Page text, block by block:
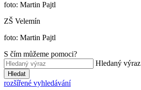
foto: Martin Pajtl
ZŠ Velemín
foto: Martin Pajtl
S čím můžeme pomoci?
Hledaný výraz
Hledat
rozšířené vyhledávání